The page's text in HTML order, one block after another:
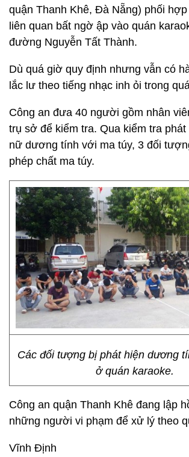
quận Thanh Khê, Đà Nẵng) phối
liên quan bất ngờ ập vào quán
đường Nguyễn Tất Thành.
Dù quá giờ quy định nhưng vẫn có
lắc lư theo tiếng nhạc inh ỏi trong
Công an đưa 40 người gồm nhân
trụ sở để kiểm tra. Qua kiểm tra phát
nữ dương tính với ma túy, 3 đối
phép chất ma túy.
Các đối tượng bị phát hiện dương
ở quán karaoke.
Công an quận Thanh Khê đang lập
những người vi phạm để xử lý theo
Vĩnh Định